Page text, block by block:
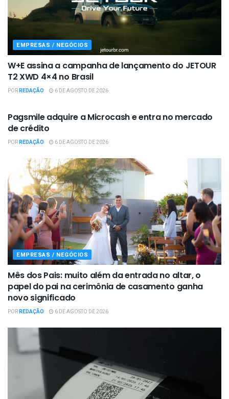
EMPRESAS / NEGÓCIOS
W+E assina a campanha de lançamento do JETOUR
T2 XWD 4×4 no Brasil
PORREDAÇÃO 6 DE AGOSTO DE 2026
Pagsmile adquire a Microcash e entra no mercado
de crédito
PORREDAÇÃO 6 DE AGOSTO DE 2026
EMPRESAS / NEGÓCIOS
Mês dos Pais: muito além da entrada no altar, o
papel do pai na cerimônia de casamento ganha
novo significado
PORREDAÇÃO 6 DE AGOSTO DE 2026